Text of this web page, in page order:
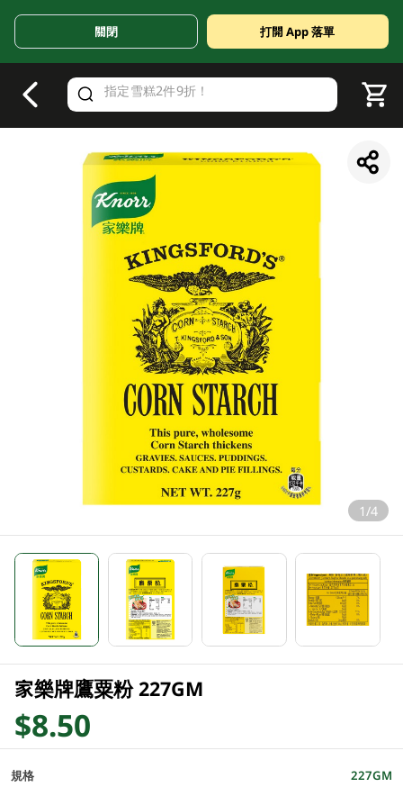
Valid Until 30 June 2026
關閉 打開 App 落單
1/4
家樂牌鷹粟粉 227GM
$8.50
規格 227GM